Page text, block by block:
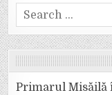
Search
for:
Primarul Misăilă